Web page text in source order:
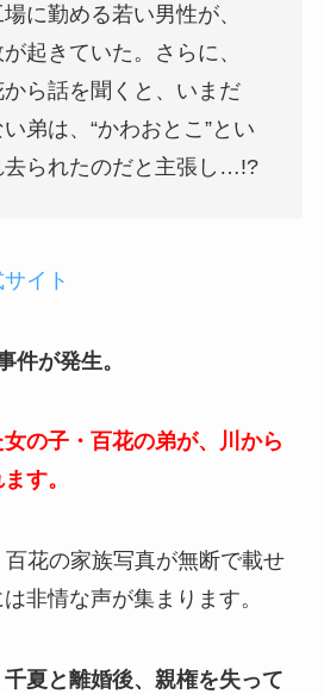
に勤める若い男性が、
起きていた。さらに、
ら話を聞くと、いまだ
弟は、“かわおとこ”とい
去られたのだと主張し…!?
イト
件が発生。
の子・百花の弟が、川から
す。
花の家族写真が無断で載せ
非情な声が集まります。
夏と離婚後、親権を失って